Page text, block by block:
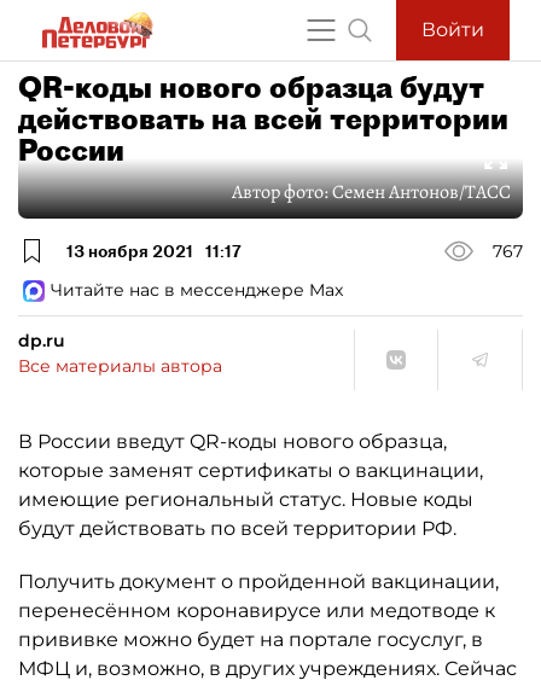
Войти
QR-коды нового образца будут
действовать на всей территории
России
Автор фото:Семен Антонов/ТАСС
13 ноября 2021 11:17
767
Читайте нас в мессенджере Max
dp.ru
Все материалы автора
В России введут QR-коды нового образца,
которые заменят сертификаты о вакцинации,
имеющие региональный статус. Новые коды
будут действовать по всей территории РФ.
Получить документ о пройденной вакцинации,
перенесённом коронавирусе или медотводе к
прививке можно будет на портале госуслуг, в
МФЦ и, возможно, в других учреждениях. Сейчас